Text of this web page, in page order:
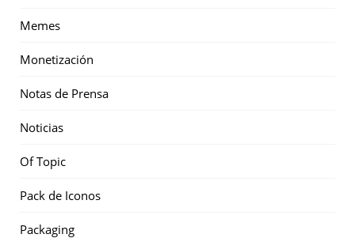
Memes
Monetización
Notas de Prensa
Noticias
Of Topic
Pack de Iconos
Packaging